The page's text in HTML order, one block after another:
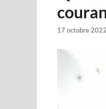
17 octobre 2022